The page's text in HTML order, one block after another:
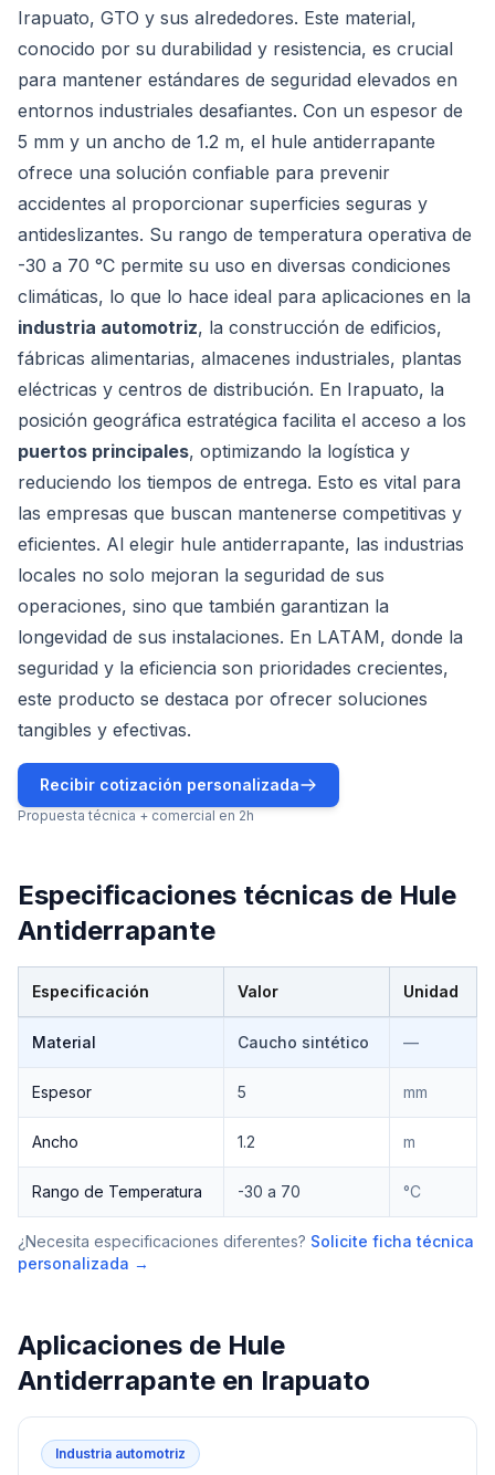
Irapuato, GTO y sus alrededores. Este material,
conocido por su durabilidad y resistencia, es crucial
para mantener estándares de seguridad elevados en
entornos industriales desafiantes. Con un espesor de
5 mm y un ancho de 1.2 m, el hule antiderrapante
ofrece una solución confiable para prevenir
accidentes al proporcionar superficies seguras y
antideslizantes. Su rango de temperatura operativa de
-30 a 70 °C permite su uso en diversas condiciones
climáticas, lo que lo hace ideal para aplicaciones en la
industria automotriz, la construcción de edificios,
fábricas alimentarias, almacenes industriales, plantas
eléctricas y centros de distribución. En Irapuato, la
posición geográfica estratégica facilita el acceso a los
puertos principales, optimizando la logística y
reduciendo los tiempos de entrega. Esto es vital para
las empresas que buscan mantenerse competitivas y
eficientes. Al elegir hule antiderrapante, las industrias
locales no solo mejoran la seguridad de sus
operaciones, sino que también garantizan la
longevidad de sus instalaciones. En LATAM, donde la
seguridad y la eficiencia son prioridades crecientes,
este producto se destaca por ofrecer soluciones
tangibles y efectivas.
Recibir cotización personalizada
Propuesta técnica + comercial en 2h
Especificaciones técnicas de Hule
Antiderrapante
Especificación Valor Unidad
Material Caucho sintético —
Espesor 5 mm
Ancho 1.2 m
Rango de Temperatura -30 a 70 °C
¿Necesita especificaciones diferentes? Solicite ficha técnica
personalizada →
Aplicaciones de Hule
Antiderrapante en Irapuato
Industria automotriz